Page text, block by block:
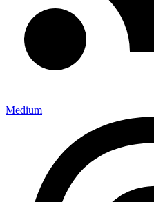
Medium